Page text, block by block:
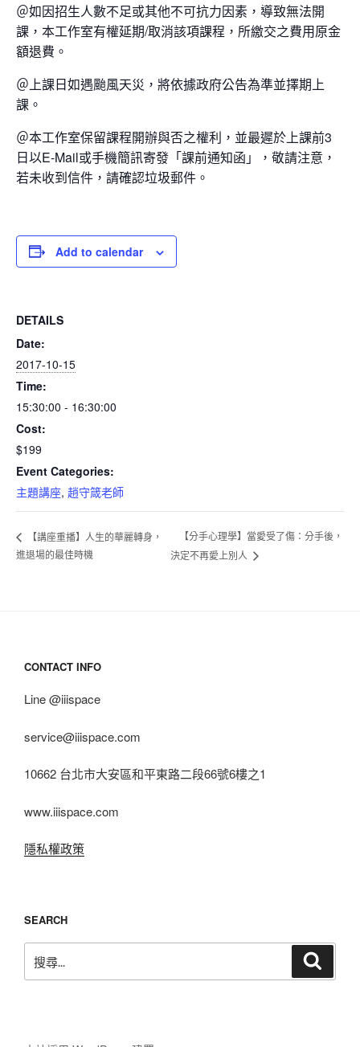
＠如因招生人數不足或其他不可抗力因素，導致無法開
課，本工作室有權延期/取消該項課程，所繳交之費用原金
額退費。
＠上課日如遇颱風天災，將依據政府公告為準並擇期上
課。
＠本工作室保留課程開辦與否之權利，並最遲於上課前3
日以E-Mail或手機簡訊寄發「課前通知函」，敬請注意，
若未收到信件，請確認垃圾郵件。
Add to calendar
DETAILS
Date:
2017-10-15
Time:
15:30:00 - 16:30:00
Cost:
$199
Event Categories:
主題講座, 趙守箴老師
【講座重播】人生的華麗轉身，
進退場的最佳時機
【分手心理學】當愛受了傷：分手後，
決定不再愛上別人
CONTACT INFO
Line @iiispace
service@iiispace.com
10662 台北市大安區和平東路二段66號6樓之1
www.iiispace.com
隱私權政策
SEARCH
尋